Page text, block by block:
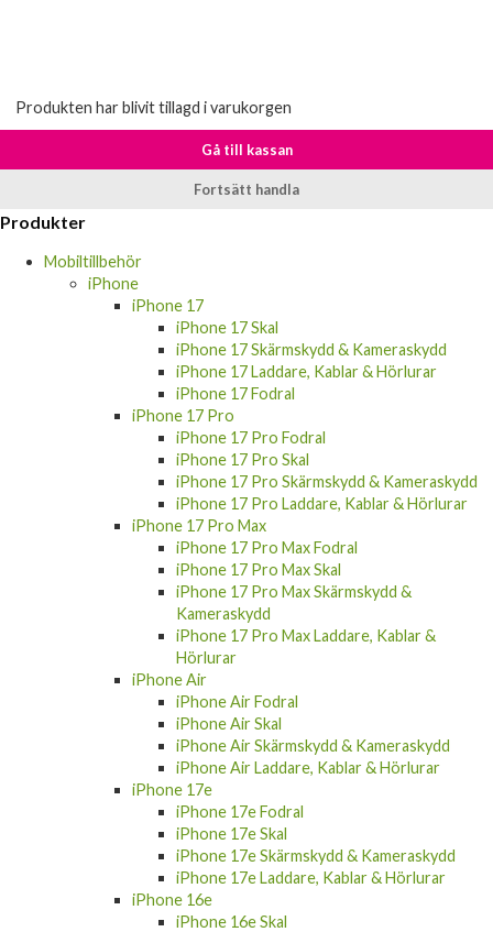
Produkten har blivit tillagd i varukorgen
Gå till kassan
Fortsätt handla
Produkter
Mobiltillbehör
iPhone
iPhone 17
iPhone 17 Skal
iPhone 17 Skärmskydd & Kameraskydd
iPhone 17 Laddare, Kablar & Hörlurar
iPhone 17 Fodral
iPhone 17 Pro
iPhone 17 Pro Fodral
iPhone 17 Pro Skal
iPhone 17 Pro Skärmskydd & Kameraskydd
iPhone 17 Pro Laddare, Kablar & Hörlurar
iPhone 17 Pro Max
iPhone 17 Pro Max Fodral
iPhone 17 Pro Max Skal
iPhone 17 Pro Max Skärmskydd &
Kameraskydd
iPhone 17 Pro Max Laddare, Kablar &
Hörlurar
iPhone Air
iPhone Air Fodral
iPhone Air Skal
iPhone Air Skärmskydd & Kameraskydd
iPhone Air Laddare, Kablar & Hörlurar
iPhone 17e
iPhone 17e Fodral
iPhone 17e Skal
iPhone 17e Skärmskydd & Kameraskydd
iPhone 17e Laddare, Kablar & Hörlurar
iPhone 16e
iPhone 16e Skal